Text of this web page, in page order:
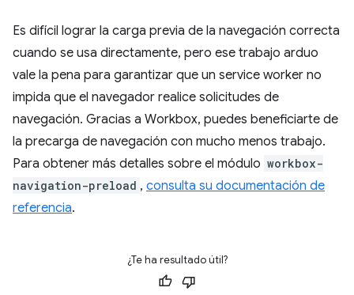
Es difícil lograr la carga previa de la navegación correcta
cuando se usa directamente, pero ese trabajo arduo
vale la pena para garantizar que un service worker no
impida que el navegador realice solicitudes de
navegación. Gracias a Workbox, puedes beneficiarte de
la precarga de navegación con mucho menos trabajo.
Para obtener más detalles sobre el módulo workbox-
navigation-preload , consulta su documentación de
referencia.
¿Te ha resultado útil?